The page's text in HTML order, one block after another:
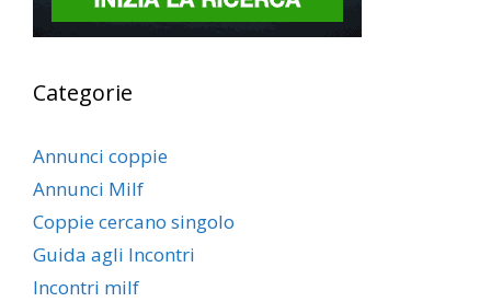
Categorie
Annunci coppie
Annunci Milf
Coppie cercano singolo
Guida agli Incontri
Incontri milf